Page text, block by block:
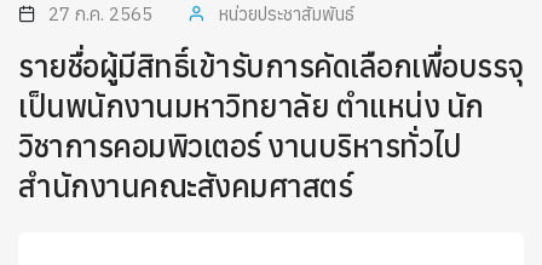
27 ก.ค. 2565 หน่วยประชาสัมพันธ์
รายชื่อผู้มีสิทธิ์เข้ารับการคัดเลือกเพื่อบรรจุ
เป็นพนักงานมหาวิทยาลัย ตำแหน่ง นัก
วิชาการคอมพิวเตอร์ งานบริหารทั่วไป
สำนักงานคณะสังคมศาสตร์